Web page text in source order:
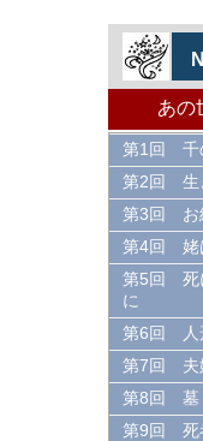
あの
第1回 千
第2回 生
第3回 お
第4回 姥
第5回 死
に
第6回 人
第7回 夫
第8回 墓
第9回 死